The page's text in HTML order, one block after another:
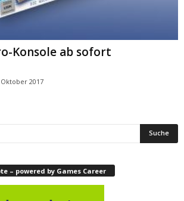
Konsole ab sofort
2017
– powered by Games Career